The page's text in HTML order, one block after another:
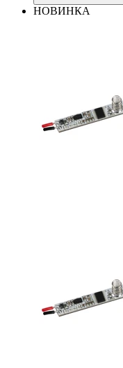
НОВИНКА